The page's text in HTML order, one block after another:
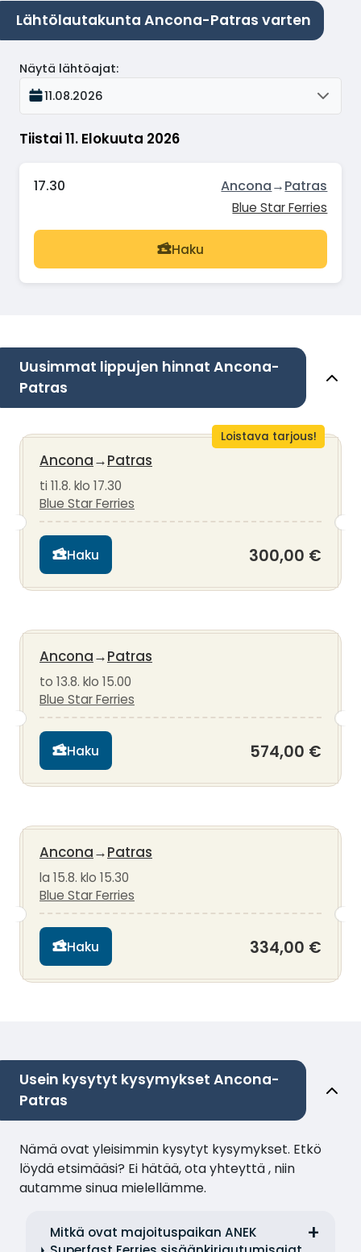
Lähtölautakunta Ancona-Patras varten
Tiistai 11. Elokuuta 2026
Näytä lähtöajat:
11.08.2026
17.30 Ancona→Patras
Blue Star Ferries
Haku
Uusimmat lippujen hinnat Ancona-
Patras
Loistava tarjous!
Ancona→Patras
ti 11.8. klo 17.30
Blue Star Ferries
Haku 300,00 €
Ancona→Patras
to 13.8. klo 15.00
Blue Star Ferries
Haku 574,00 €
Ancona→Patras
la 15.8. klo 15.30
Blue Star Ferries
Haku 334,00 €
Usein kysytyt kysymykset Ancona-
Patras
Nämä ovat yleisimmin kysytyt kysymykset. Etkö
löydä etsimääsi? Ei hätää, ota yhteyttä , niin
autamme sinua mielellämme.
Mitkä ovat majoituspaikan ANEK